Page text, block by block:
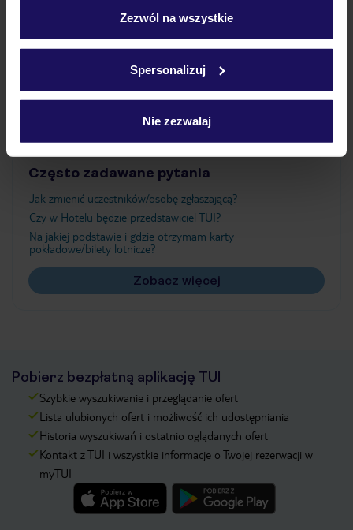
Szczegółowe informacje o plikach cookie znajdziesz
Zezwól na wszystkie
Spersonalizuj
Nie zezwalaj
Atrakcje
Ważne informacje
Często zadawane pytania
Jak zmienić uczestników/osobę zgłaszającą?
Czy w Hotelu będzie przedstawiciel TUI?
Na jakiej podstawie i gdzie otrzymam karty
pokładowe/bilety lotnicze?
Zobacz więcej
Pobierz bezpłatną aplikację TUI
Szybkie wyszukiwanie i przeglądanie ofert
Lista ulubionych ofert i możliwość ich udostępniania
Historia wyszukiwań i ostatnio oglądanych ofert
Kontakt z TUI i wszystkie informacje o Twojej rezerwacji w
myTUI